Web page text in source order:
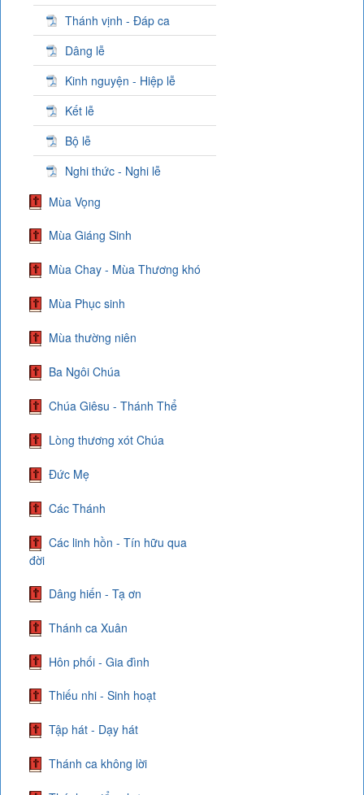
Thánh vịnh - Đáp ca
Dâng lễ
Kinh nguyện - Hiệp lễ
Kết lễ
Bộ lễ
Nghi thức - Nghi lễ
Mùa Vọng
Mùa Giáng Sinh
Mùa Chay - Mùa Thương khó
Mùa Phục sinh
Mùa thường niên
Ba Ngôi Chúa
Chúa Giêsu - Thánh Thể
Lòng thương xót Chúa
Đức Mẹ
Các Thánh
Các linh hồn - Tín hữu qua
đời
Dâng hiến - Tạ ơn
Thánh ca Xuân
Hôn phối - Gia đình
Thiếu nhi - Sinh hoạt
Tập hát - Dạy hát
Thánh ca không lời